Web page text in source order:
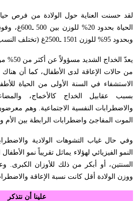
لقد حسنت العناية حول الولادة من فرص
وبحدود 95% للوزن 1501 ـ2500غ (تختلف النسب حسب المراكز).
من حالات الإعاقة لدى الأطفال، كما أن
الاستشفاء في السنة الأولى من الحياة
بسبب عقابيل الخداج كالأخماج،
والاضطرابات النفسية الاجتماعية. وهم
الموت المفاجئ واضطرابات الرابطة بين الأم
وفي حال غياب التشوهات الولادية
النمو الفيزيائي لهؤلاء يماثل تقريباً نمو
السنتين، أو أبكر من ذلك للأوزان الكبرى.
ووزن الولادة أقل كانت نسبة الإعاقة
علينا أن نتذكر